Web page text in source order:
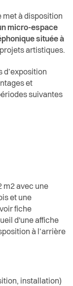
met à disposition
micro-espace
située à
artistiques.
d’exposition
et
suivantes
m2 avec une
et une
fiche
d'une affiche
à l’arrière
installation)